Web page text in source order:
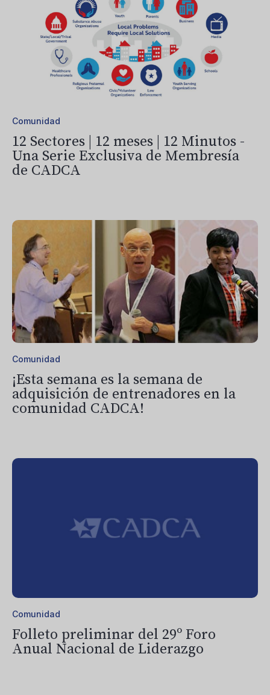
Comunidad
12 Sectores | 12 meses | 12 Minutos -
Una Serie Exclusiva de Membresía
de CADCA
Comunidad
¡Esta semana es la semana de
adquisición de entrenadores en la
comunidad CADCA!
Comunidad
Folleto preliminar del 29º Foro
Anual Nacional de Liderazgo